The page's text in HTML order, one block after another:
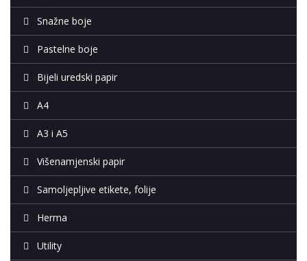
Snažne boje
Pastelne boje
Bijeli uredski papir
A4
A3 i A5
Višenamjenski papir
Samoljepljive etikete, folije
Herma
Utility